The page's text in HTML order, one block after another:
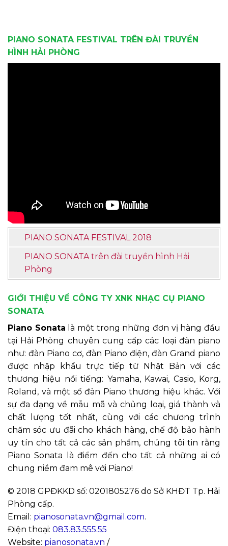
PIANO SONATA FESTIVAL TRÊN ĐÀI TRUYỀN
HÌNH HẢI PHÒNG
PIANO SONATA FESTIVAL 2018
PIANO SONATA trên đài truyền hình Hải
Phòng
GIỚI THIỆU VỀ CÔNG TY XNK NHẠC CỤ PIANO
SONATA
Piano Sonata là một trong những đơn vị hàng đầu
tại Hải Phòng chuyên cung cấp các loại đàn piano
như: đàn Piano cơ, đàn Piano điện, đàn Grand piano
được nhập khẩu trực tiếp từ Nhật Bản với các
thương hiệu nổi tiếng: Yamaha, Kawai, Casio, Korg,
Roland, và một số đàn Piano thương hiệu khác. Với
sự đa dạng về mẫu mã và chủng loại, giá thành và
chất lượng tốt nhất, cùng với các chương trình
chăm sóc ưu đãi cho khách hàng, chế độ bảo hành
uy tín cho tất cả các sản phẩm, chúng tôi tin rằng
Piano Sonata là điểm đến cho tất cả những ai có
chung niềm đam mê với Piano!
© 2018 GPĐKKD số: 0201805276 do Sở KHĐT Tp. Hải
Phòng cấp.
Email: pianosonata.vn@gmail.com.
Điện thoại: 083.83.555.55
Website: pianosonata.vn /